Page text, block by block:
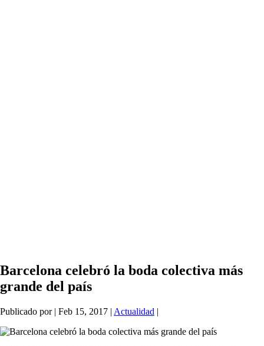
Barcelona celebró la boda colectiva más
grande del país
Publicado por | Feb 15, 2017 | Actualidad |